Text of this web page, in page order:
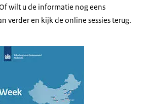
wilt u de informatie nog eens
verder en kijk de online sessies terug.